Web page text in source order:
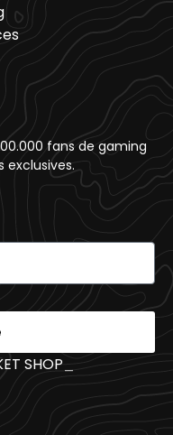
fans de gaming
SHOP _